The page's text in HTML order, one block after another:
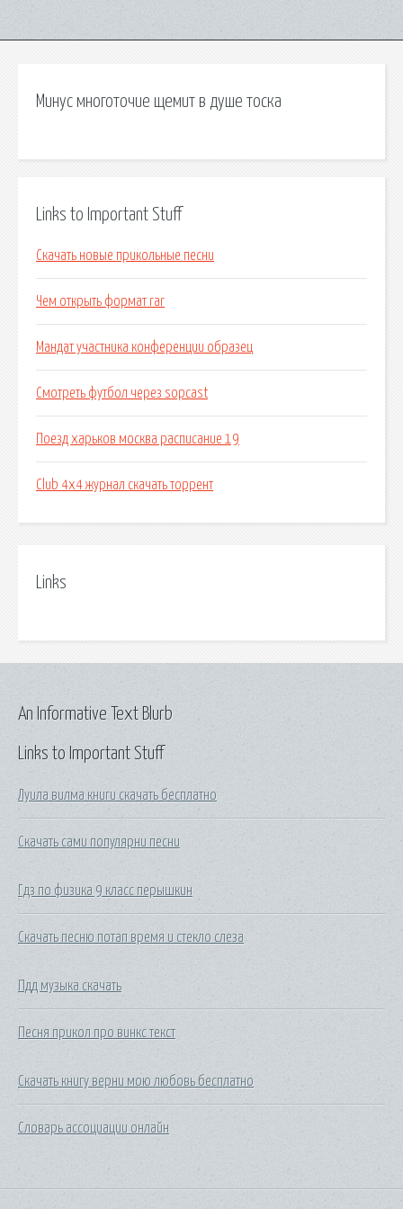
Минус многоточие щемит в душе тоска
Links to Important Stuff
Скачать новые прикольные песни
Чем открыть формат rar
Мандат участника конференции образец
Смотреть футбол через sopcast
Поезд харьков москва расписание 19
Club 4x4 журнал скачать торрент
Links
Links to Important Stuff
Луила вилма книги скачать бесплатно
Скачать сами популярни песни
Гдз по физика 9 класс перышкин
Скачать песню потап время и стекло слеза
Пдд музыка скачать
Песня прикол про винкс текст
Скачать книгу верни мою любовь бесплатно
Словарь ассоциации онлайн
An Informative Text Blurb